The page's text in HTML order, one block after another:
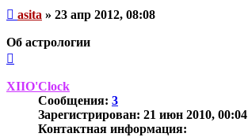
Непрочитанное
asita » 23 апр 2012, 08:08
Об астрологии
началу
XIIO'Clock
Сообщения: 3
Зарегистрирован: 21 июн 2010, 00:04
Контактная информация: